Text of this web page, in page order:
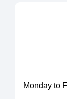
Monday to